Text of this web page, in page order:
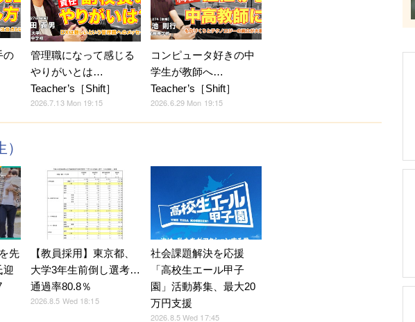
の
管理職になって感じる
やりがいとは…
Teacher’s［Shift］
2026.7.13 Mon 19:15
コンピュータ好きの中
学生が教師へ…
Teacher’s［Shift］
2026.6.29 Mon 19:15
先
迎
【教員採用】東京都、
大学3年生前倒し選考…
通過率80.8％
2026.8.5 Wed 18:15
社会課題解決を応援
「高校生エール甲子
園」活動募集、最大20
万円支援
2026.8.5 Wed 17:45